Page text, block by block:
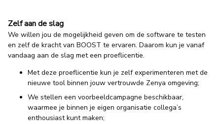
Zelf aan de slag
We willen jou de mogelijkheid geven om de software te testen
en zelf de kracht van BOOST te ervaren. Daarom kun je vanaf
vandaag aan de slag met een proeflicentie.
Met deze proeflicentie kun je zelf experimenteren met de
nieuwe tool binnen jouw vertrouwde Zenya omgeving;
We stellen een voorbeeldcampagne beschikbaar,
waarmee je binnen je eigen organisatie collega’s
enthousiast kunt maken;